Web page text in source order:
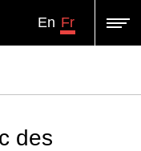
En Fr
des